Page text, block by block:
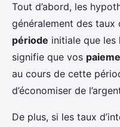
Tout d’abord, les
généralement des taux
période initiale que les
signifie que vos
au cours de cette
d’économiser de
De plus, si les taux